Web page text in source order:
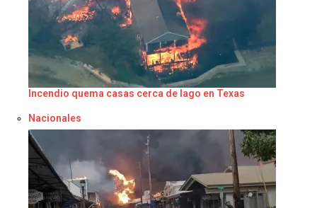
Incendio quema casas cerca de lago en Texas
Respecto a
Nacionales